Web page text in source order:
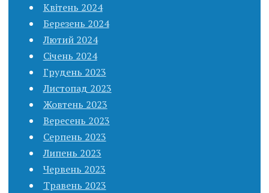
Квітень 2024
Березень 2024
Лютий 2024
Січень 2024
Грудень 2023
Листопад 2023
Жовтень 2023
Вересень 2023
Серпень 2023
Липень 2023
Червень 2023
Травень 2023